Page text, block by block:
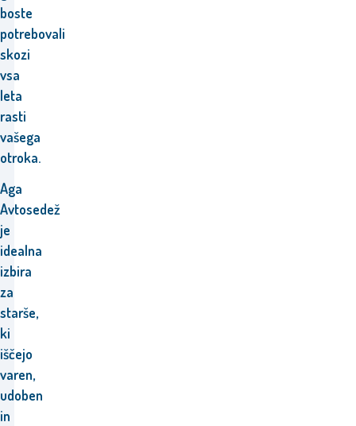
boste
potrebovali
skozi
vsa
leta
rasti
vašega
otroka.
Aga
Avtosedež
je
idealna
izbira
za
starše,
ki
iščejo
varen,
udoben
in